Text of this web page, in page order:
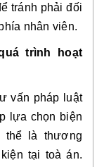
tránh phải đối
nhân viên.
trình hoạt
vấn pháp luật
lựa chọn biện
thể là thương
tại toà án.